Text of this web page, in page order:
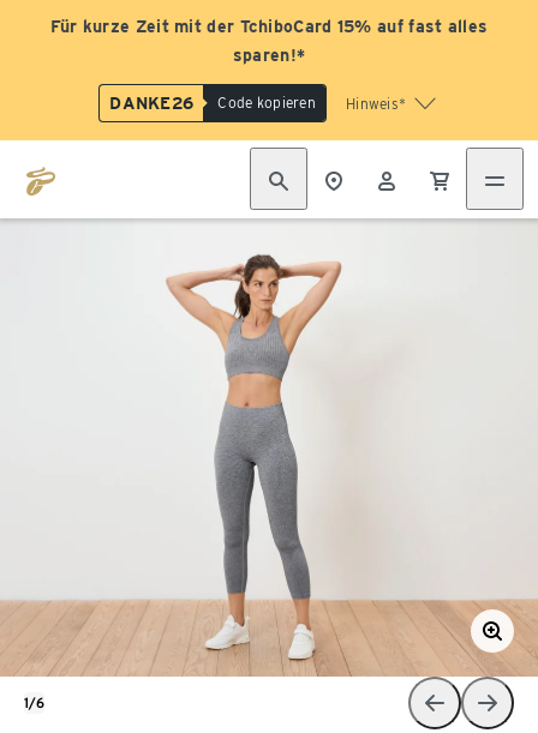
Für kurze Zeit mit der TchiboCard 15% auf fast alles
sparen!*
DANKE26 Code kopieren Hinweis*
1/6